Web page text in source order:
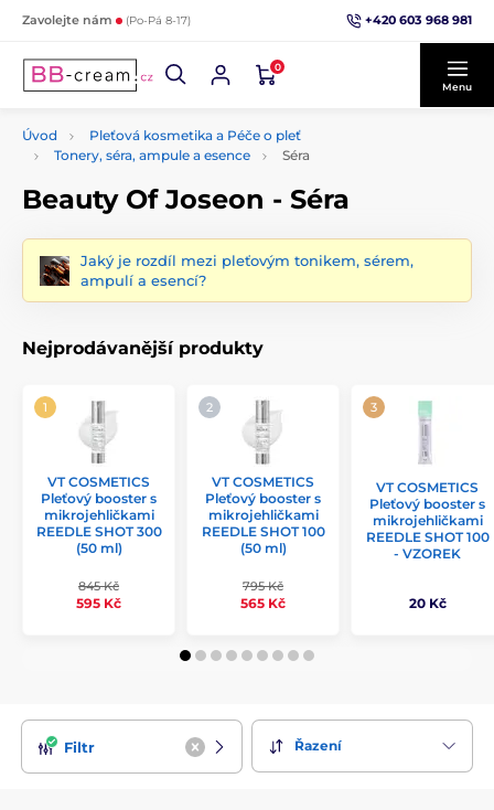
Zavolejte nám (Po-Pá 8-17) +420 603 968 981
0
Menu
Úvod
Pleťová kosmetika a Péče o pleť
Tonery, séra, ampule a esence
Séra
Beauty Of Joseon - Séra
Jaký je rozdíl mezi pleťovým tonikem, sérem,
ampulí a esencí?
Nejprodávanější produkty
VT COSMETICS
Pleťový booster s
mikrojehličkami
REEDLE SHOT 300
(50 ml)
845 Kč
595 Kč
VT COSMETICS
Pleťový booster s
mikrojehličkami
REEDLE SHOT 100
(50 ml)
795 Kč
565 Kč
VT COSMETICS
Pleťový booster s
mikrojehličkami
REEDLE SHOT 100
- VZOREK
20 Kč
Filtr Řazení